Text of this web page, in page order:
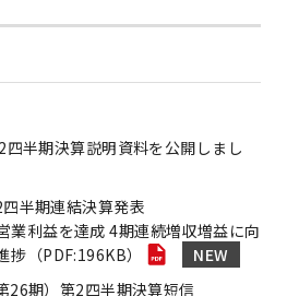
半期決算説明資料を公開しまし
半期連結決算発表
業利益を達成 4期連続増収増益に向
捗（PDF:196KB）
26期）第2四半期決算短信